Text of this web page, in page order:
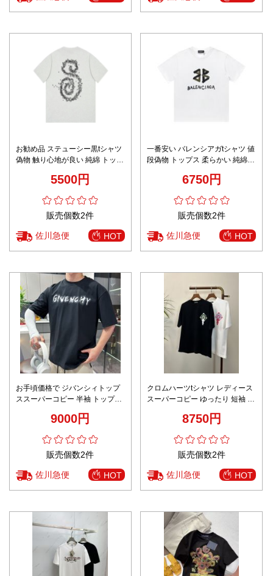
お勧め品 ステューシー黒tシャツ
偽物 触り心地が良い 純綿 トップ
5500円
販売個数2件
佐川急便 HOT
一番安い バレンシアガtシャツ 値
段偽物 トップス 柔らかい 純綿
6750円
販売個数2件
佐川急便 HOT
お手頃価格で ジバンシィトップ
ススーパーコピー 半袖 トップス
兼用 ブラック9000円
販売個数2件
佐川急便 HOT
クロムハーツtシャツ レディース
スーパーコピー ゆったり 短袖 プ
8750円
販売個数2件
佐川急便 HOT